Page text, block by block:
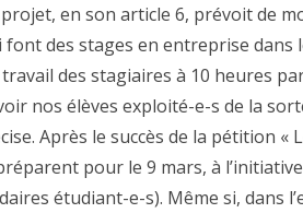
en son article 6, prévoit de
des stages en entreprise dans
des stagiaires à 10 heures
nos élèves exploité-e-s de la
Après le succès de la pétition «
pour le 9 mars, à
étudiant-e-s). Même si, dans